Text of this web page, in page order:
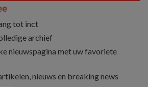
tot inct
archief
nieuwspagina met uw favoriete
nieuws en breaking news